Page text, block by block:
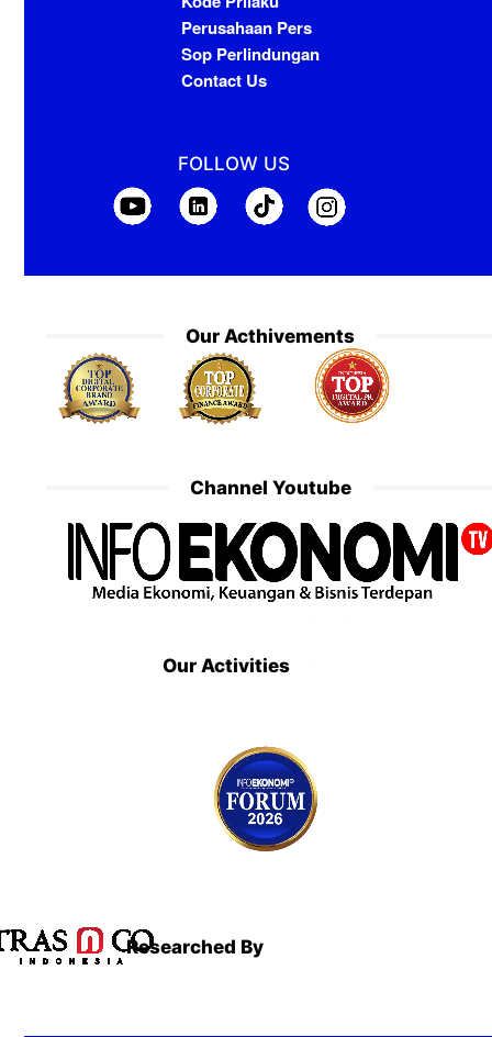
Perusahaan Pers
Sop Perlindungan
Contact Us
FOLLOW US
Our Acthivements
Channel Youtube
Our Activities
Researched By